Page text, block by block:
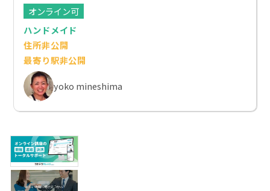
オンライン可
ハンドメイド
住所非公開
最寄り駅非公開
yoko mineshima